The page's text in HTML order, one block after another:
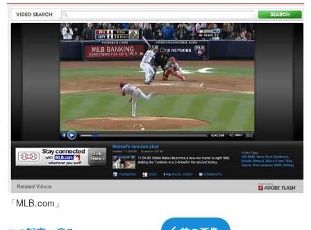
音楽 スポーツ
グラビア ブログ
ショッピング その他
ペット ショッピング
その他
プッシュ通知の停止方法
「MLB.com」